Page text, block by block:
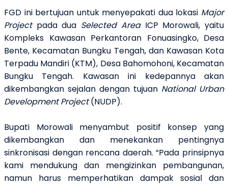
FGD ini bertujuan untuk menyepakati dua lokasi Major
Projectpada dua Selected AreaICP Morowali, yaitu
Kompleks Kawasan Perkantoran Fonuasingko, Desa
Bente, Kecamatan Bungku Tengah, dan Kawasan Kota
Terpadu Mandiri (KTM), Desa Bahomohoni, Kecamatan
Bungku Tengah. Kawasan ini kedepannya akan
dikembangkan sejalan dengan tujuan National Urban
Development Project(NUDP).
Bupati Morowali menyambut positif konsep yang
dikembangkan dan menekankan pentingnya
sinkronisasi dengan rencana daerah. “Pada prinsipnya
kami mendukung dan mengizinkan pembangunan,
namun harus memperhatikan dampak sosial dan